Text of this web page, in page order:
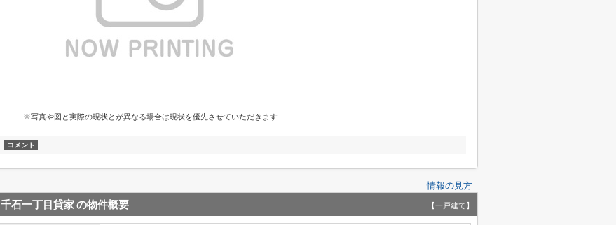
※写真や図と実際の現状とが異なる場合は現状を優先させていただきます
コメント
情報の見方
千石一丁目貸家の物件概要 【一戸建て】